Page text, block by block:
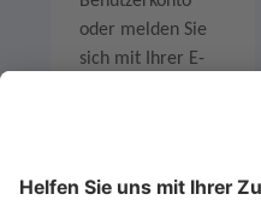
oder melden Sie
sich mit Ihrer E-